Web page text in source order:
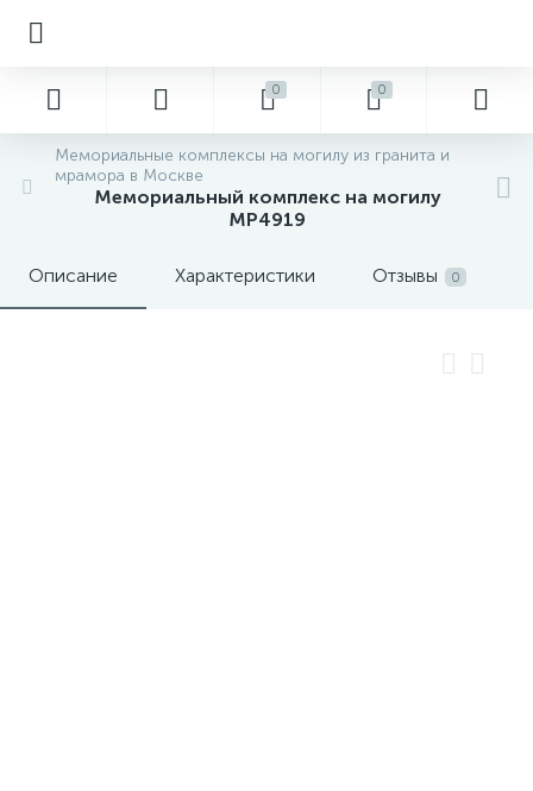
0 0
Мемориальные комплексы на могилу из гранита и
мрамора в Москве
Мемориальный комплекс на могилу
MP4919
Описание Характеристики Отзывы 0